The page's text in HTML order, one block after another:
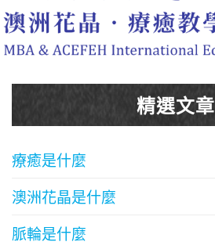
精選文章
療癒是什麼
澳洲花晶是什麼
脈輪是什麼